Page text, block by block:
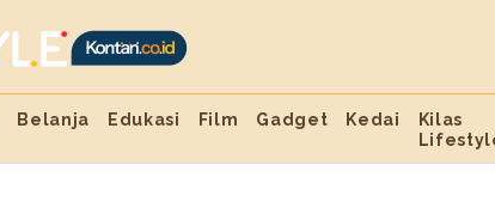
Belanja Edukasi Film Gadget Kedai
Kilas